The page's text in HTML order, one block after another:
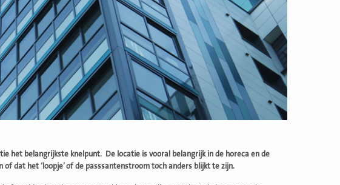
het belangrijkste knelpunt. De locatie is vooral belangrijk in de horeca en de
dat het ‘loopje’ of de passsantenstroom toch anders blijkt te zijn.